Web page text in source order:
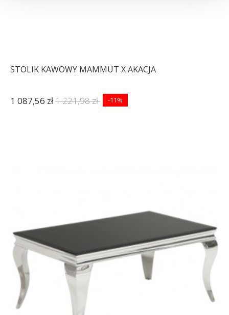
STOLIK KAWOWY MAMMUT X AKACJA
1 087,56 zł1 221,98 zł -11%